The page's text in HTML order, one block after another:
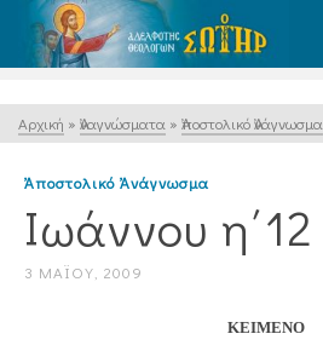
Αρχική » Ἀναγνώσματα » Ἀποστολικό Ἀνάγνωσμα
Ἀποστολικό Ἀνάγνωσμα
Ιωάννου η΄12
3 ΜΑΪ́ΟΥ, 2009
ΚΕΙΜΕΝΟ